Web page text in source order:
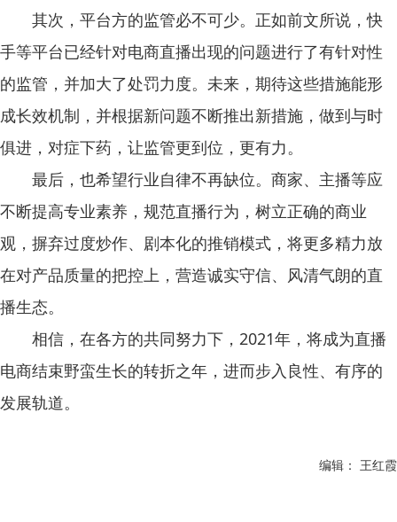
其次，平台方的监管必不可少。正如前文所说，快
手等平台已经针对电商直播出现的问题进行了有针对性
的监管，并加大了处罚力度。未来，期待这些措施能形
成长效机制，并根据新问题不断推出新措施，做到与时
俱进，对症下药，让监管更到位，更有力。
最后，也希望行业自律不再缺位。商家、主播等应
不断提高专业素养，规范直播行为，树立正确的商业
观，摒弃过度炒作、剧本化的推销模式，将更多精力放
在对产品质量的把控上，营造诚实守信、风清气朗的直
播生态。
相信，在各方的共同努力下，2021年，将成为直播
电商结束野蛮生长的转折之年，进而步入良性、有序的
发展轨道。
编辑： 王红霞